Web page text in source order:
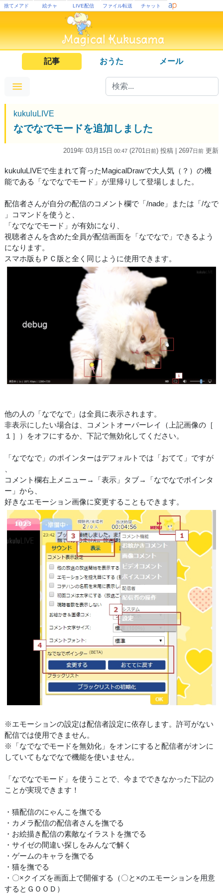
捨てメアド 絵チャ LIVE配信 ファイル転送 チャット
記事 おうた メール
kukuluLIVE
なでなでモードを追加しました
2019年 03月15日 00:47 (2701 日前) 投稿 | 2697日前 更新
kukuluLIVEで生まれて育ったMagicalDrawで大人気（？）の機
能である「なでなでモード」が里帰りして登場しました。
配信者さんが自分の配信のコメント欄で「/nade」または「/なで
」コマンドを使うと、
「なでなでモード」が有効になり、
視聴者さんを含めた全員が配信画面を「なでなで」できるよう
になります。
スマホ版もＰＣ版と全く同じように使用できます。
他の人の「なでなで」は全員に表示されます。
非表示にしたい場合は、コメントオーバーレイ（上記画像の［
１］）をオフにするか、下記で無効化してください。
「なでなで」のポインターはデフォルトでは「おてて」ですが
コメント欄右上メニュー→「表示」タブ→「なでなでポインタ
ー」から、
好きなエモーション画像に変更することもできます。
※エモーションの設定は配信者設定に依存します。許可がない
配信では使用できません。
※「なでなでモードを無効化」をオンにすると配信者がオンに
していてもなでなで機能を使いません。
「なでなでモード」を使うことで、今までできなかった下記の
ことが実現できます！
・猫配信のにゃんこを撫でる
・カメラ配信の配信者さんを撫でる
・お絵描き配信の素敵なイラストを撫でる
・サイゼの間違い探しをみんなで解く
・ゲームのキャラを撫でる
・猫を撫でる
・〇×クイズを画面上で開催する（〇と×のエモーションを用意
するとＧＯＯＤ）